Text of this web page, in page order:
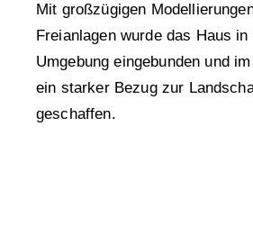
Mit großzügigen
Freianlagen wurde das Haus in
Umgebung eingebunden und
ein starker Bezug zur
geschaffen.